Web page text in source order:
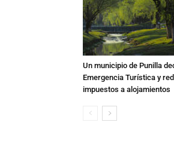
Un municipio de Punilla
Emergencia Turística y
impuestos a alojamientos